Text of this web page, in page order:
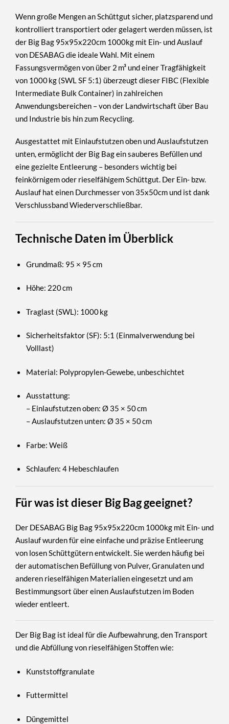
Wenn große Mengen an Schüttgut sicher, platzsparend und
kontrolliert transportiert oder gelagert werden müssen, ist
der Big Bag 95x95x220cm 1000kg mit Ein- und Auslauf
von DESABAG die ideale Wahl. Mit einem
Fassungsvermögen von über 2 m³ und einerTragfähigkeit
von 1000 kg (SWL SF 5:1) überzeugt dieser FIBC (Flexible
Intermediate Bulk Container) in zahlreichen
Anwendungsbereichen – von der Landwirtschaft über Bau
und Industrie bis hin zum Recycling.
Ausgestattet mit Einlaufstutzen oben und Auslaufstutzen
unten, ermöglicht der Big Bag ein sauberes Befüllen und
eine gezielte Entleerung – besonders wichtig bei
feinkörnigem oder rieselfähigem Schüttgut. Der Ein- bzw.
Auslauf hat einen Durchmesser von 35x50cm und ist dank
Verschlussband Wiederverschließbar.
Technische Daten im Überblick
Grundmaß: 95 × 95 cm
Höhe: 220 cm
Traglast (SWL): 1000 kg
Sicherheitsfaktor (SF): 5:1 (Einmalverwendung bei
Volllast)
Material: Polypropylen-Gewebe, unbeschichtet
Ausstattung:
– Einlaufstutzen oben: Ø 35 × 50 cm
– Auslaufstutzen unten: Ø 35 × 50 cm
Farbe: Weiß
Schlaufen: 4 Hebeschlaufen
Für was ist dieser Big Bag geeignet?
Der DESABAG Big Bag 95x95x220cm 1000kg mit Ein- und
Auslauf wurden für eine einfache und präzise Entleerung
von losen Schüttgütern entwickelt. Sie werden häufig bei
der automatischen Befüllung von Pulver, Granulaten und
anderen rieselfähigen Materialien eingesetzt und am
Bestimmungsort über einen Auslaufstutzen im Boden
wieder entleert.
Der Big Bag ist ideal für dieAufbewahrung, den Transport
und die Abfüllungvon rieselfähigen Stoffen wie:
Kunststoffgranulate
Futtermittel
Düngemittel